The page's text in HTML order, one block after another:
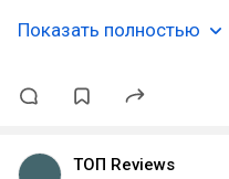
Показать полностью
ТОП Reviews